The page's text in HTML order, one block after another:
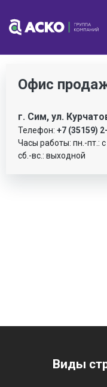
Офис
г. Сим, ул.
Телефон: +7 (35159)
Часы работы: пн.-пт.:
сб.-вс.: выходной
Виды